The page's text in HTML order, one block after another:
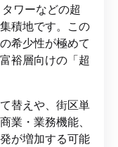
ワーなどの超
積地です。この
希少性が極めて
裕層向けの「超
替えや、街区単
業・業務機能、
が増加する可能